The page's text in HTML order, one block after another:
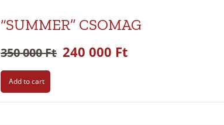
“SUMMER” CSOMAG
350 000Ft 240 000 Ft
Add to cart